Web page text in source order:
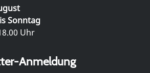
Sonntag
Uhr
Anmeldung